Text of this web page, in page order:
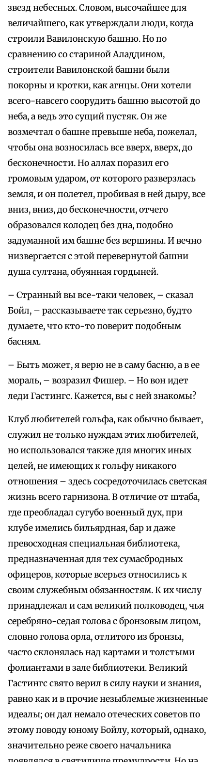
звезд небесных. Словом, высочайшее для
величайшего, как утверждали люди, когда
строили Вавилонскую башню. Но по
сравнению со стариной Аладдином,
строители Вавилонской башни были
покорны и кротки, как агнцы. Они хотели
всего-навсего соорудить башню высотой до
неба, а ведь это сущий пустяк. Он же
возмечтал о башне превыше неба, пожелал,
чтобы она возносилась все вверх, вверх, до
бесконечности. Но аллах поразил его
громовым ударом, от которого разверзлась
земля, и он полетел, пробивая в ней дыру, все
вниз, вниз, до бесконечности, отчего
образовался колодец без дна, подобно
задуманной им башне без вершины. И вечно
низвергается с этой перевернутой башни
душа султана, обуянная гордыней.
– Странный вы все-таки человек, – сказал
Бойл, – рассказываете так серьезно, будто
думаете, что кто-то поверит подобным
басням.
– Быть может, я верю не в саму басню, а в ее
мораль, – возразил Фишер. – Но вон идет
леди Гастингс. Кажется, вы с ней знакомы?
Клуб любителей гольфа, как обычно бывает,
служил не только нуждам этих любителей,
но использовался также для многих иных
целей, не имеющих к гольфу никакого
отношения – здесь сосредоточилась светская
жизнь всего гарнизона. В отличие от штаба,
где преобладал сугубо военный дух, при
клубе имелись бильярдная, бар и даже
превосходная специальная библиотека,
предназначенная для тех сумасбродных
офицеров, которые всерьез относились к
своим служебным обязанностям. К их числу
принадлежал и сам великий полководец, чья
серебряно-седая голова с бронзовым лицом,
словно голова орла, отлитого из бронзы,
часто склонялась над картами и толстыми
фолиантами в зале библиотеки. Великий
Гастингс свято верил в силу науки и знания,
равно как и в прочие незыблемые жизненные
идеалы; он дал немало отеческих советов по
этому поводу юному Бойлу, который, однако,
значительно реже своего начальника